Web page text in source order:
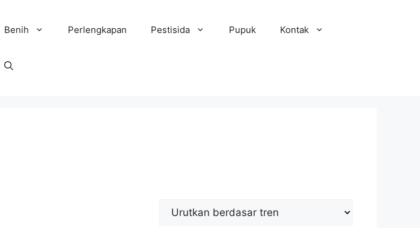
Benih Perlengkapan Pestisida Pupuk Kontak